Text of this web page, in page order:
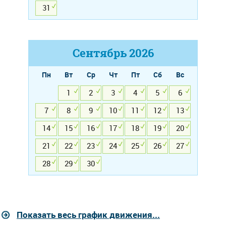
31
Сентябрь2026
Пн Вт Ср Чт Пт Сб
Вс
1
2 3 4 5
6
7
8 9 10 11 12
13
14
15 16 17 18 19
20
21
22 23 24 25 26
27
28
29 30
Показать весь график движения...